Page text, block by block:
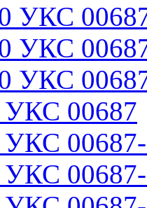
УКС
УКС
УКС
УКС 00687
УКС
УКС